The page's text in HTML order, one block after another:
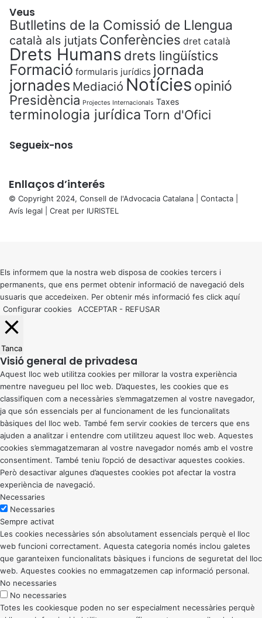
Veus
Butlletins de la Comissió de Llengua
català als jutjats Conferències dret català
Drets Humans drets lingüístics
Formació formularis jurídics jornada
jornades Mediació Notícies opinió
Presidència Projectes Internacionals Taxes
terminologia jurídica Torn d'Ofici
Segueix-nos
Enllaços d’interés
© Copyright 2024, Consell de l'Advocacia Catalana | Contacta
Avís legal | Creat per IURISTEL
button
Els informem que la nostra web disposa de cookies tercers i
permanents, que ens permet obtenir informació de navegació dels
usuaris que accedeixen. Per obtenir més informació fes click aquí
Configurar cookies
ACCEPTAR - REFUSAR
Tanca
Visió general de privadesa
Aquest lloc web utilitza cookies per millorar la vostra experiència
mentre navegueu pel lloc web. D’aquestes, les cookies que es
classifiquen com a necessàries s’emmagatzemen al vostre navegador,
ja que són essencials per al funcionament de les funcionalitats
bàsiques del lloc web. També fem servir cookies de tercers que ens
ajuden a analitzar i entendre com utilitzeu aquest lloc web. Aquestes
cookies s’emmagatzemaran al vostre navegador només amb el vostre
consentiment. També teniu l’opció de desactivar aquestes cookies.
Però desactivar algunes d’aquestes cookies pot afectar la vostra
experiència de navegació.
Necessaries
Necessaries
Sempre activat
Les cookies necessàries són absolutament essencials perquè el lloc
web funcioni correctament. Aquesta categoria només inclou galetes
que garanteixen funcionalitats bàsiques i funcions de seguretat del lloc
web. Aquestes cookies no emmagatzemen cap informació personal.
No necessaries
No necessaries
Totes les cookiesque poden no ser especialment necessàries perquè